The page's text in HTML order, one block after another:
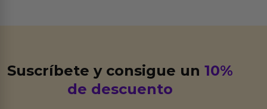
Suscríbete y consigue un10%
de descuento